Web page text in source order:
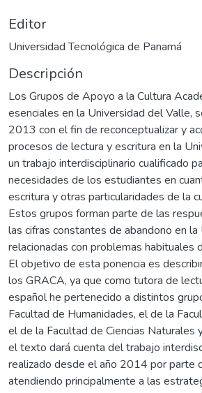
Editor
Universidad Tecnológica de Panamá
Descripción
Los Grupos de Apoyo a la Cultura
esenciales en la Universidad del Valle,
2013 con el fin de reconceptualizar y
procesos de lectura y escritura en la
un trabajo interdisciplinario cualificado
necesidades de los estudiantes en
escritura y otras particularidades de la
Estos grupos forman parte de las
las cifras constantes de abandono en la
relacionadas con problemas habituales
El objetivo de esta ponencia es
los GRACA, ya que como tutora de
español he pertenecido a distintos
Facultad de Humanidades, el de la
el de la Facultad de Ciencias Naturales
el texto dará cuenta del trabajo
realizado desde el año 2014 por parte
atendiendo principalmente a las